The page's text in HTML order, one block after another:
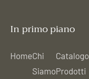
In primo piano
HomeChi
Siamo
Catalogo
Prodotti